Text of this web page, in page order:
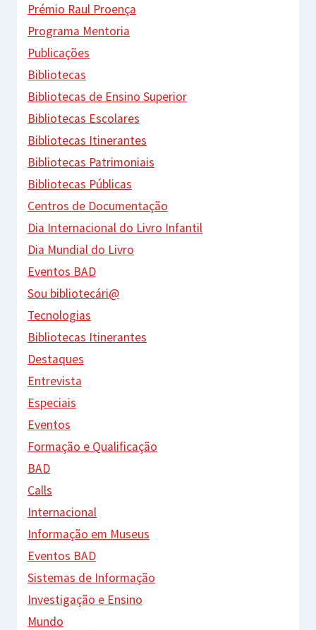
Prémio Raul Proença
Programa Mentoria
Publicações
Bibliotecas
Bibliotecas de Ensino Superior
Bibliotecas Escolares
Bibliotecas Itinerantes
Bibliotecas Patrimoniais
Bibliotecas Públicas
Centros de Documentação
Dia Internacional do Livro Infantil
Dia Mundial do Livro
Eventos BAD
Sou bibliotecári@
Tecnologias
Bibliotecas Itinerantes
Destaques
Entrevista
Especiais
Eventos
Formação e Qualificação
BAD
Calls
Internacional
Informação em Museus
Eventos BAD
Sistemas de Informação
Investigação e Ensino
Mundo